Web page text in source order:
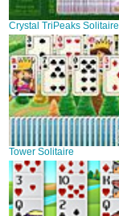
Crystal TriPeaks Solitaire
Tower Solitaire